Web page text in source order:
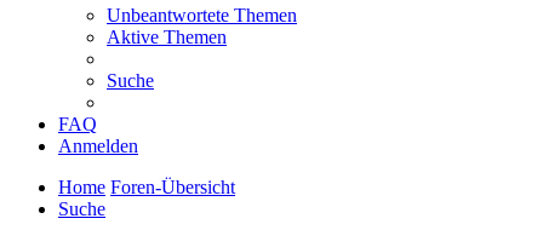
Unbeantwortete Themen
Aktive Themen
Suche
FAQ
Anmelden
Home Foren-Übersicht
Suche